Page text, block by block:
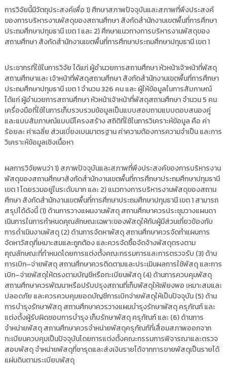
ลั
ง
ข้
มู
ล
ง
า
น
วิ
จั
ย
การวิจัยนี้มีวัตถุประสงค์เพื่อ 1) ศึกษาสภาพปัจจุบันและสภาพที่พึงประสงค์
ของการบริหารงานพัสดุของสถานศึกษา สังกัดสำนักงานเขตพื้นที่การศึกษา
ประถมศึกษาปทุมธานี เขต 1 และ 2) ศึกษาแนวทางการบริหารงานพัสดุของ
สถานศึกษา สังกัดสำนักงานเขตพื้นที่การศึกษาประถมศึกษาปทุมธานี เขต 1
ประชากรที่ใช้ในการวิจัย ได้แก่ ผู้อำนวยการสถานศึกษา หัวหน้าเจ้าหน้าที่พัสดุ
สถานศึกษาและ เจ้าหน้าที่พัสดุสถานศึกษา สังกัดสำนักงานเขตพื้นที่การศึกษา
ประถมศึกษาปทุมธานี เขต 1 จำนวน 326 คน และ ผู้ให้ข้อมูลในการสัมภาษณ์
ได้แก่ ผู้อำนวยการสถานศึกษา หัวหน้าเจ้าหน้าที่พัสดุสถานศึกษา จำนวน 5 คน
เครื่องมือที่ใช้ในการเก็บรวบรวมข้อมูลเป็นแบบสอบถามแบบตอบสนองคู่
และแบบสัมภาษณ์แบบมีโครงสร้าง สถิติที่ใช้ในการวิเคราะห์ข้อมูล คือ ค่า
ร้อยละ ค่าเฉลี่ย ส่วนเบี่ยงเบนมาตรฐาน ค่าความต้องการความจำเป็น และการ
วิเคราะห์ข้อมูลเชิงเนื้อหา
ผลการวิจัยพบว่า 1) สภาพปัจจุบันและสภาพที่พึงประสงค์ของการบริหารงาน
พัสดุของสถานศึกษาสังกัดสำนักงานเขตพื้นที่การศึกษาประถมศึกษาปทุมธานี
เขต 1 โดยรวมอยู่ในระดับมาก และ 2) แนวทางการบริหารงานพัสดุของสถาน
ศึกษา สังกัดสำนักงานเขตพื้นที่การศึกษาประถมศึกษาปทุมธานี เขต 1 สามารถ
สรุปได้ดังนี้ (1) ด้านการวางแผนงานพัสดุ สถานศึกษาควรประชุมวางแผนดา
เนินการในการกำหนดคุณลักษณะเฉพาะของพัสดุให้กับผู้มีส่วนเกี่ยวข้องกับ
การดำเนินงานพัสดุ (2) ด้านการจัดหาพัสดุ สถานศึกษาควรจัดทำแผนการ
จัดหาวัสดุที่เหมาะสมและถูกต้อง และควรจัดซื้อจัดจ้างพัสดุตรงตาม
คุณลักษณะที่กำหนดโดยการแต่งตั้งคณะกรรมการและการตรวจรับ (3) ด้าน
การเบิก–จ่ายพัสดุ สถานศึกษาควรติดตามและประเมินผลการใช้พัสดุ และการ
เบิก–จ่ายพัสดุให้ตรงตามบัญชีหรือทะเบียนพัสดุ (4) ด้านการควบคุมพัสดุ
สถานศึกษาควรพัฒนาหรือปรับปรุงสถานที่เก็บพัสดุให้เพียงพอ เหมาะสมและ
ปลอดภัย และควรควบคุมยอดบัญชีการเบิกจ่ายพัสดุให้เป็นปัจจุบัน (5) ด้าน
การบำรุงรักษาพัสดุ สถานศึกษาควรวางแผนบำรุงรักษาพัสดุ ครุภัณฑ์ และ
แต่งตั้งผู้รับผิดชอบการบำรุง เก็บรักษาพัสดุ ครุภัณฑ์ และ (6) ด้านการ
จำหน่ายพัสดุ สถานศึกษาควรจำหน่ายพัสดุครุภัณฑ์ที่เสื่อมสภาพออกจาก
ทะเบียนควบคุมเป็นปัจจุบันโดยการแต่งตั้งคณะกรรมการพิจารณาและตรวจ
สอบพัสดุ จำหน่ายพัสดุที่ชารุดและส่งเงินรายได้จากการขายพัสดุเป็นรายได้
แผ่นดินตามระเบียบพัสดุ